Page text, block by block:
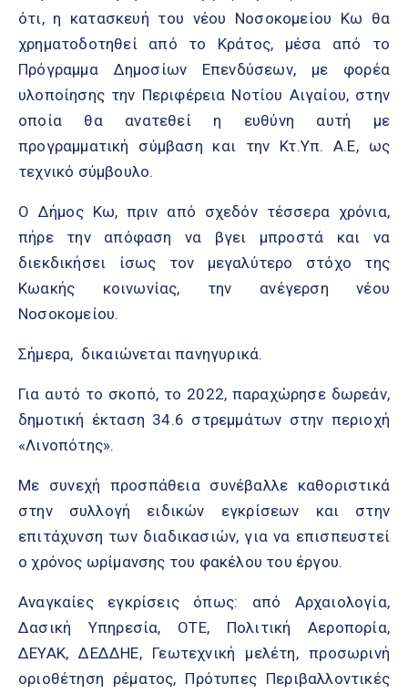
ότι, η κατασκευή του νέου Νοσοκομείου Κω θα
χρηματοδοτηθεί από το Κράτος, μέσα από το
Πρόγραμμα Δημοσίων Επενδύσεων, με φορέα
υλοποίησης την Περιφέρεια Νοτίου Αιγαίου, στην
οποία θα ανατεθεί η ευθύνη αυτή με
προγραμματική σύμβαση και την Κτ.Υπ. Α.Ε, ως
τεχνικό σύμβουλο.
Ο Δήμος Κω, πριν από σχεδόν τέσσερα χρόνια,
πήρε την απόφαση να βγει μπροστά και να
διεκδικήσει ίσως τον μεγαλύτερο στόχο της
Κωακής κοινωνίας, την ανέγερση νέου
Νοσοκομείου.
Σήμερα, δικαιώνεται πανηγυρικά.
Για αυτό το σκοπό, το 2022, παραχώρησε δωρεάν,
δημοτική έκταση 34.6 στρεμμάτων στην περιοχή
«Λινοπότης».
Με συνεχή προσπάθεια συνέβαλλε καθοριστικά
στην συλλογή ειδικών εγκρίσεων και στην
επιτάχυνση των διαδικασιών, για να επισπευστεί
ο χρόνος ωρίμανσης του φακέλου του έργου.
Αναγκαίες εγκρίσεις όπως: από Αρχαιολογία,
Δασική Υπηρεσία, ΟΤΕ, Πολιτική Αεροπορία,
ΔΕΥΑΚ, ΔΕΔΔΗΕ, Γεωτεχνική μελέτη, προσωρινή
οριοθέτηση ρέματος, Πρότυπες Περιβαλλοντικές